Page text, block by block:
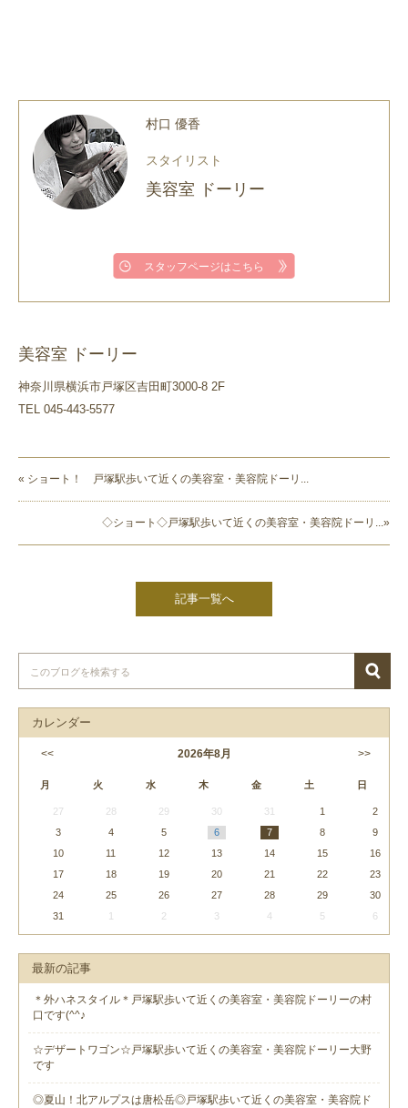
村口 優香
スタイリスト
美容室 ドーリー
スタッフページはこちら
美容室 ドーリー
神奈川県横浜市戸塚区吉田町3000-8 2F
TEL 045-443-5577
« ショート！ 戸塚駅歩いて近くの美容室・美容院ドーリ...
◇ショート◇戸塚駅歩いて近くの美容室・美容院ドーリ...»
記事一覧へ
カレンダー
2026年8月
<< >>
月 火 水 木 金 土 日
27 28 29 30 31 1
2
3
4 5 6 7 8
9
10
11 12 13 14 15
16
17
18 19 20 21 22
23
24
25 26 27 28 29
30
31
1 2 3 4 5 6
最新の記事
＊外ハネスタイル＊戸塚駅歩いて近くの美容室・美容院ドーリーの村
口です(^^♪
☆デザートワゴン☆戸塚駅歩いて近くの美容室・美容院ドーリー大野
です
◎夏山！北アルプスは唐松岳◎戸塚駅歩いて近くの美容室・美容院ド